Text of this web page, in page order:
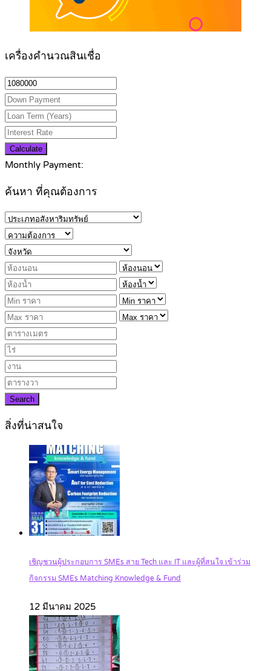
เครื่องคำนวณสินเชื่อ
Calculate
Monthly Payment:
ค้นหา ที่คุณต้องการ
Search
สิ่งที่น่าสนใจ
เชิญชวนผู้ประกอบการ SMEs สาย Tech และ IT และผู้ที่สนใจ เข้าร่วม
กิจกรรม SMEs Matching Knowledge & Fund
12 มีนาคม 2025